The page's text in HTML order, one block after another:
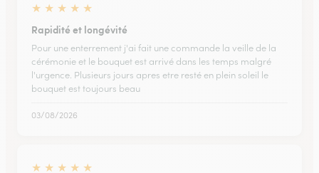
★ ★ ★ ★ ★
Rapidité et longévité
Pour une enterrement j'ai fait une commande la veille de la
cérémonie et le bouquet est arrivé dans les temps malgré
l'urgence. Plusieurs jours apres etre resté en plein soleil le
bouquet est toujours beau
03/08/2026
★ ★ ★ ★ ★